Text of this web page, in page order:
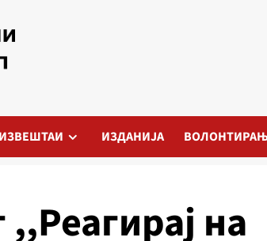
ИЗДАНИЈА
на